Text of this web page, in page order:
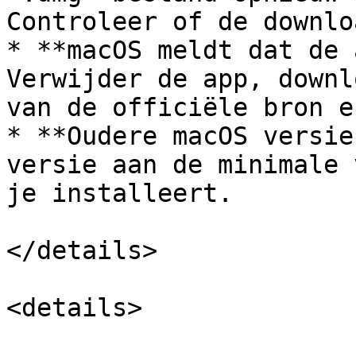
Controleer of de
* **macOS meldt dat
Verwijder de app,
van de officiële bron
* **Oudere macOS
versie aan de
je installeert.
</details>
<details>